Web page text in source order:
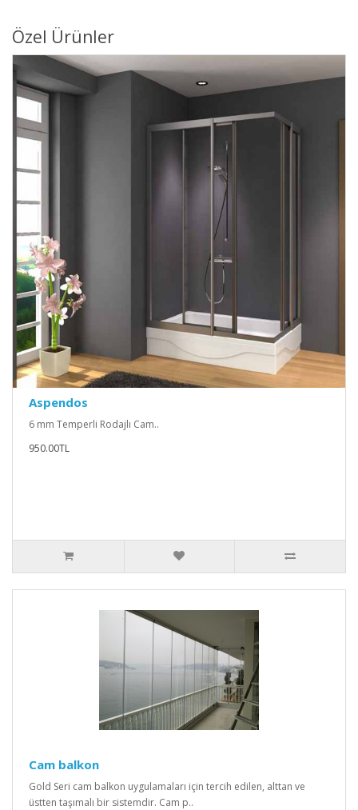
Özel Ürünler
Aspendos
6 mm Temperli Rodajlı Cam..
950.00TL
Cam balkon
Gold Seri cam balkon uygulamaları için tercih edilen, alttan ve
üstten taşımalı bir sistemdir. Cam p..